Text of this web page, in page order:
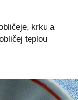
krku a
teplou